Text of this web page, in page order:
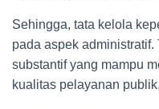
Sehingga, tata kelola
pada aspek
substantif yang mampu
kualitas pelayanan publik.